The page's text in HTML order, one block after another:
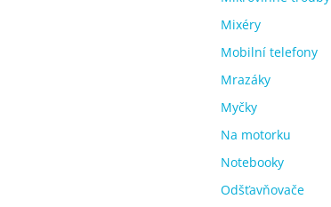
Mixéry
Mobilní telefony
Mrazáky
Myčky
Na motorku
Notebooky
Odšťavňovače